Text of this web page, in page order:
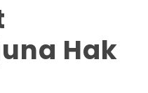
Hak